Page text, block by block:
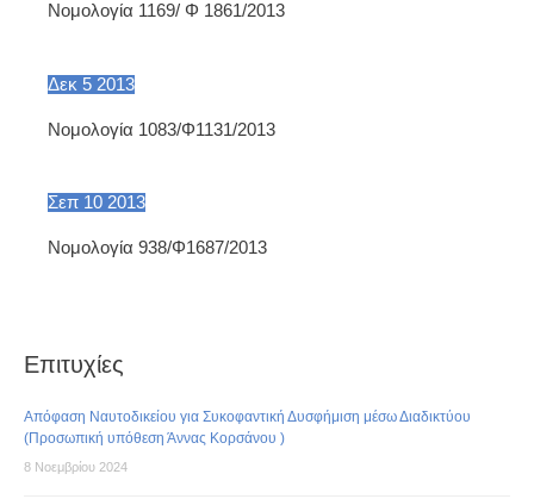
Νομολογία 1169/ Φ 1861/2013
Δεκ 5 2013
Νομολογία 1083/Φ1131/2013
Σεπ 10 2013
Nομολογία 938/Φ1687/2013
Επιτυχίες
Απόφαση Ναυτοδικείου για Συκοφαντική Δυσφήμιση μέσω Διαδικτύου
(Προσωπική υπόθεση Άννας Κορσάνου )
8 Νοεμβρίου 2024